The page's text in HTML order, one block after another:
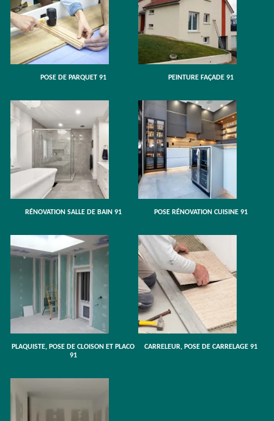
POSE DE PARQUET 91 PEINTURE FAÇADE 91
RÉNOVATION SALLE DE BAIN 91 POSE RÉNOVATION CUISINE 91
PLAQUISTE, POSE DE CLOISON ET PLACO
91
CARRELEUR, POSE DE CARRELAGE 91